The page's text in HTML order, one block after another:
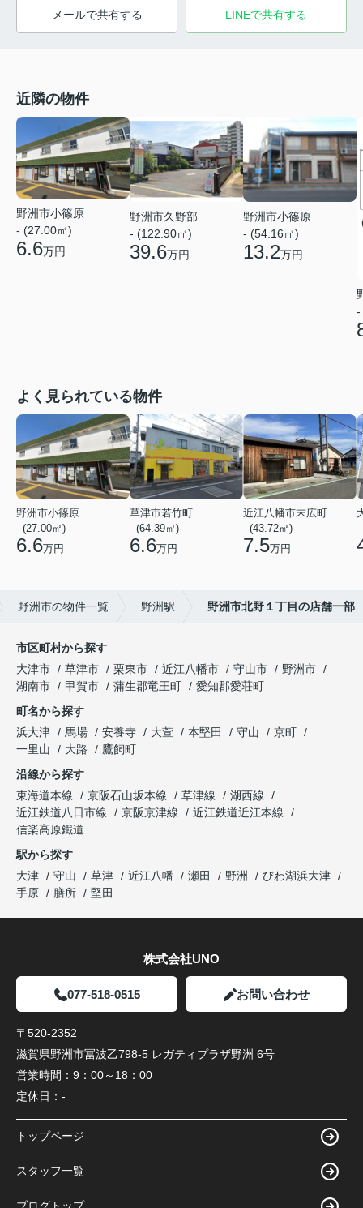
メールで共有する LINEで共有する
近隣の物件
野洲市小篠原
- (27.00㎡)
6.6万円
野洲市久野部
- (122.90㎡)
39.6万円
野洲市小篠原
- (54.16㎡)
13.2万円
-
よく見られている物件
野洲市小篠原
- (27.00㎡)
6.6万円
草津市若竹町
- (64.39㎡)
6.6万円
近江八幡市末広町
- (43.72㎡)
7.5万円
-
野洲市の物件一覧 野洲駅 野洲市北野１丁目の店舗一部
市区町村から探す
大津市
草津市 栗東市 近江八幡市 守山市
野洲市
湖南市
甲賀市 蒲生郡竜王町
愛知郡愛荘町
町名から探す
浜大津
馬場 安養寺 大萱 本堅田 守山
京町
一里山
大路
鷹飼町
沿線から探す
東海道本線
京阪石山坂本線 草津線
湖西線
近江鉄道八日市線
京阪京津線
近江鉄道近江本線
信楽高原鐵道
駅から探す
大津
守山 草津 近江八幡 瀬田 野洲
びわ湖浜大津
手原
膳所 堅田
株式会社UNO
077-518-0515 お問い合わせ
〒520-2352
滋賀県野洲市冨波乙798-5 レガティプラザ野洲 6号
営業時間： 9：00～18：00
定休日： -
トップページ
スタッフ一覧